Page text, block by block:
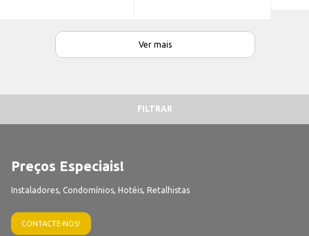
Ver mais
FILTRAR
Preços Especiais!
Instaladores, Condomínios, Hotéis, Retalhistas
CONTACTE-NOS!